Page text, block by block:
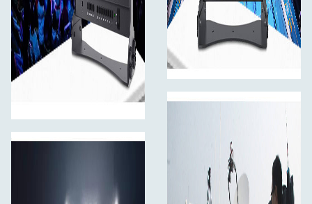
VESA montāžas punkti
Komplektā iekļautie VESA stiprinājuma punkti nozīmē, ka
jums nav jāmontē ATEM156 monitors uz plaukta, jo, ja
vēlaties uzstādīt apraides monitoru kabīnēs, pie sienām
vai jebkur citur, kur nepieciešams, varat izmantot plašu
datora monitora montāžas aparatūras klāstu!
Alumīnija metāla rāmis
ATEM156 monitora rāmis ir izgatavots no īpaši izturīga un
viegla gaisa kuģa klases alumīnija. ATEM156 svars ir tikai
1,57 kg (bez turētāja), un šim metāla materiālam ir ļoti